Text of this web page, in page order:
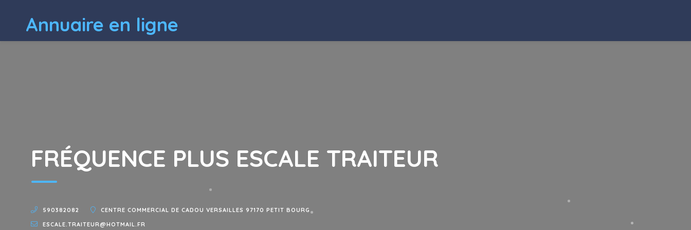
Annuaire en ligne
FRÉQUENCE PLUS ESCALE TRAITEUR
590382082
CENTRE COMMERCIAL DE CADOU VERSAILLES 97170 PETIT BOURG
ESCALE.TRAITEUR@HOTMAIL.FR